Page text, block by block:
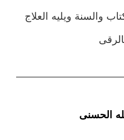
والسنة ويليه العلاج
الحسنى